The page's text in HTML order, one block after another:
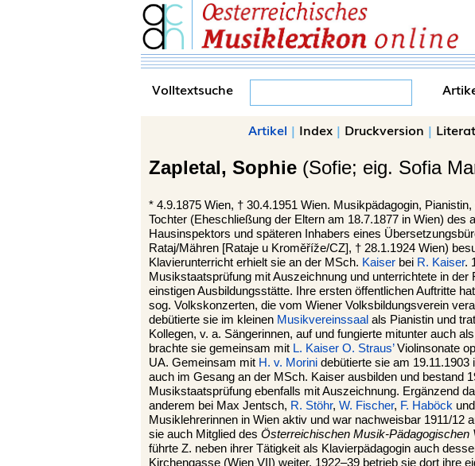
Volltextsuche
Artikel | Index | Druckversion |
Zapletal, Sophie (Sofie; eig. Sofia
* 4.9.1875 Wien, † 30.4.1951 Wien. Musikpädagogin,
Tochter (Eheschließung der Eltern am 18.7.1877 in Wien) des
Hausinspektors und späteren Inhabers eines
Rataj/Mähren [Rataje u Kroměříže/CZ], † 28.1.1924 Wien)
Klavierunterricht erhielt sie an der MSch. Kaiser bei R. Kaiser.
Musikstaatsprüfung mit Auszeichnung und unterrichtete in der
einstigen Ausbildungsstätte. Ihre ersten öffentlichen Auftritte
sog. Volkskonzerten, die vom Wiener Volksbildungsverein
debütierte sie im kleinen Musikvereinssaal als Pianistin und
Kollegen, v. a. Sängerinnen, auf und fungierte mitunter auch
brachte sie gemeinsam mit L. Kaiser O. Straus’Violinsonate
UA. Gemeinsam mit H. v. Morini debütierte sie am 19.11.1903
auch im Gesang an der MSch. Kaiser ausbilden und bestand
Musikstaatsprüfung ebenfalls mit Auszeichnung. Ergänzend
anderem bei Max Jentsch, R. Stöhr, W. Fischer, F. Haböck und
Musiklehrerinnen in Wien aktiv und war nachweisbar 1911/12
sie auch Mitglied des Österreichischen Musik-Pädagogischen
führte Z. neben ihrer Tätigkeit als Klavierpädagogin auch
Kirchengasse (Wien VII) weiter. 1922–39 betrieb sie dort ihre